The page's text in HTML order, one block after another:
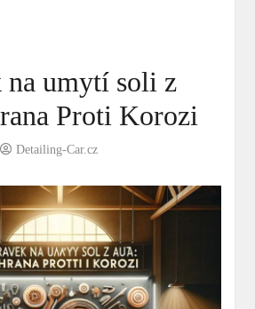
na umytí soli z
Proti Korozi
Detailing-Car.cz